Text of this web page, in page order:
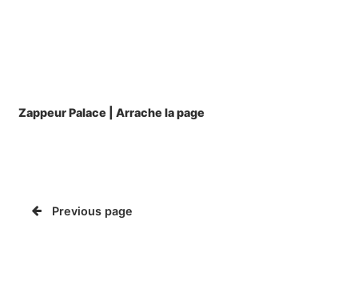
Zappeur Palace | Arrache la page
Previous page